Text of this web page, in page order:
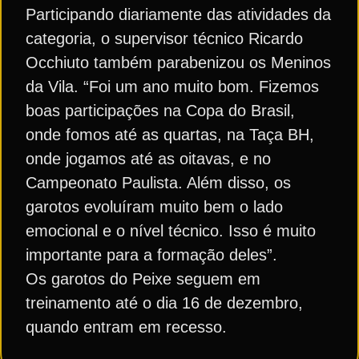
Participando diariamente das atividades da
categoria, o supervisor técnico Ricardo
Occhiuto também parabenizou os Meninos
da Vila. “Foi um ano muito bom. Fizemos
boas participações na Copa do Brasil,
onde fomos até as quartas, na Taça BH,
onde jogamos até as oitavas, e no
Campeonato Paulista. Além disso, os
garotos evoluíram muito bem o lado
emocional e o nível técnico. Isso é muito
importante para a formação deles”.
Os garotos do Peixe seguem em
treinamento até o dia 16 de dezembro,
quando entram em recesso.